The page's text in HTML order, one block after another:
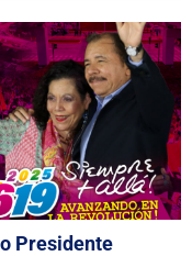
Presidente